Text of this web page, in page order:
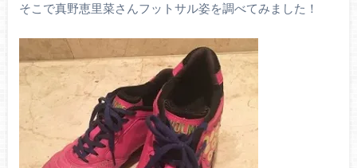
そこで真野恵里菜さんフットサル姿を調べてみました！